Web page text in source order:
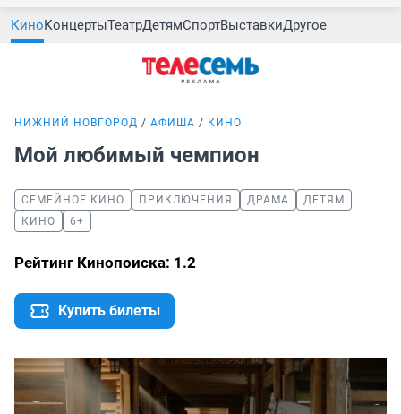
КиноКонцертыТеатрДетямСпортВыставкиДругое
НИЖНИЙ НОВГОРОД АФИША КИНО
Мой любимый чемпион
СЕМЕЙНОЕ КИНО ПРИКЛЮЧЕНИЯ ДРАМА
ДЕТЯМ
КИНО
6+
Рейтинг Кинопоиска: 1.2
Купить билеты